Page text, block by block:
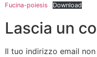
Fucina-poiesis
Download
Lascia un
Il tuo indirizzo email